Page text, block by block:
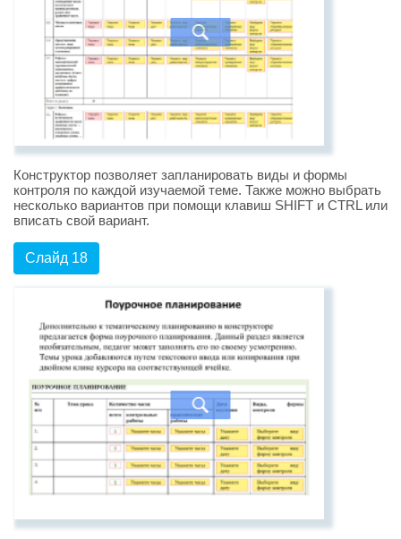
Конструктор позволяет запланировать виды и формы
контроля по каждой изучаемой теме. Также можно выбрать
несколько вариантов при помощи клавиш SHIFT и CTRL или
вписать свой вариант.
Слайд 18